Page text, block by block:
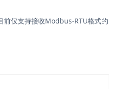
前仅支持接收Modbus-RTU格式的